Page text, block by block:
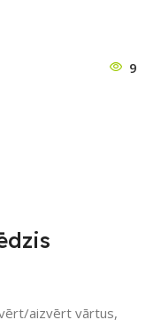
9
aizvērt vārtus,